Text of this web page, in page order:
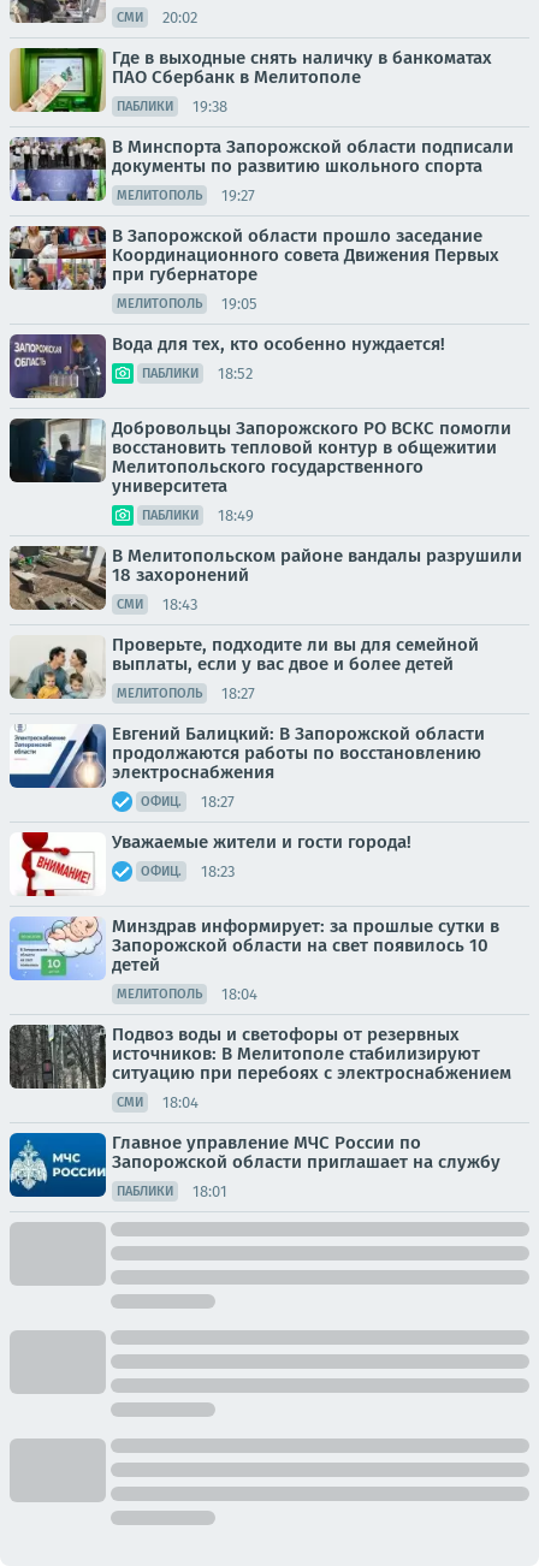
СМИ 20:02
Где в выходные снять наличку в банкоматах
ПАО Сбербанк в Мелитополе
ПАБЛИКИ 19:38
В Минспорта Запорожской области подписали
документы по развитию школьного спорта
МЕЛИТОПОЛЬ 19:27
В Запорожской области прошло заседание
Координационного совета Движения Первых
при губернаторе
МЕЛИТОПОЛЬ 19:05
Вода для тех, кто особенно нуждается!
ПАБЛИКИ 18:52
Добровольцы Запорожского РО ВСКС помогли
восстановить тепловой контур в общежитии
Мелитопольского государственного
университета
ПАБЛИКИ 18:49
В Мелитопольском районе вандалы разрушили
18 захоронений
СМИ 18:43
Проверьте, подходите ли вы для семейной
выплаты, если у вас двое и более детей
МЕЛИТОПОЛЬ 18:27
Евгений Балицкий: В Запорожской области
продолжаются работы по восстановлению
электроснабжения
ОФИЦ. 18:27
Уважаемые жители и гости города!
ОФИЦ. 18:23
Минздрав информирует: за прошлые сутки в
Запорожской области на свет появилось 10
детей
МЕЛИТОПОЛЬ 18:04
Подвоз воды и светофоры от резервных
источников: В Мелитополе стабилизируют
ситуацию при перебоях с электроснабжением
СМИ 18:04
Главное управление МЧС России по
Запорожской области приглашает на службу
ПАБЛИКИ 18:01